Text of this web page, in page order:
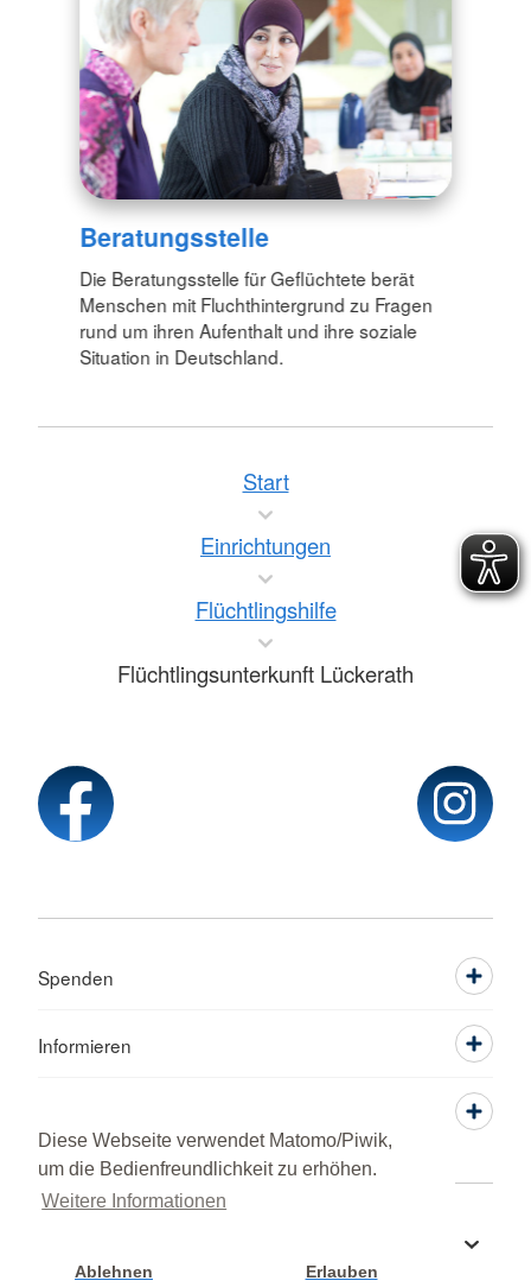
Diese Webseite verwendet Matomo/Piwik,
um die Bedienfreundlichkeit zu erhöhen.
Weitere Informationen
Ablehnen Erlauben
Beratungsstelle
Die Beratungsstelle für Geflüchtete berät
Menschen mit Fluchthintergrund zu Fragen
rund um ihren Aufenthalt und ihre soziale
Situation in Deutschland.
Start
Einrichtungen
Flüchtlingshilfe
Flüchtlingsunterkunft Lückerath
Spenden
Informieren